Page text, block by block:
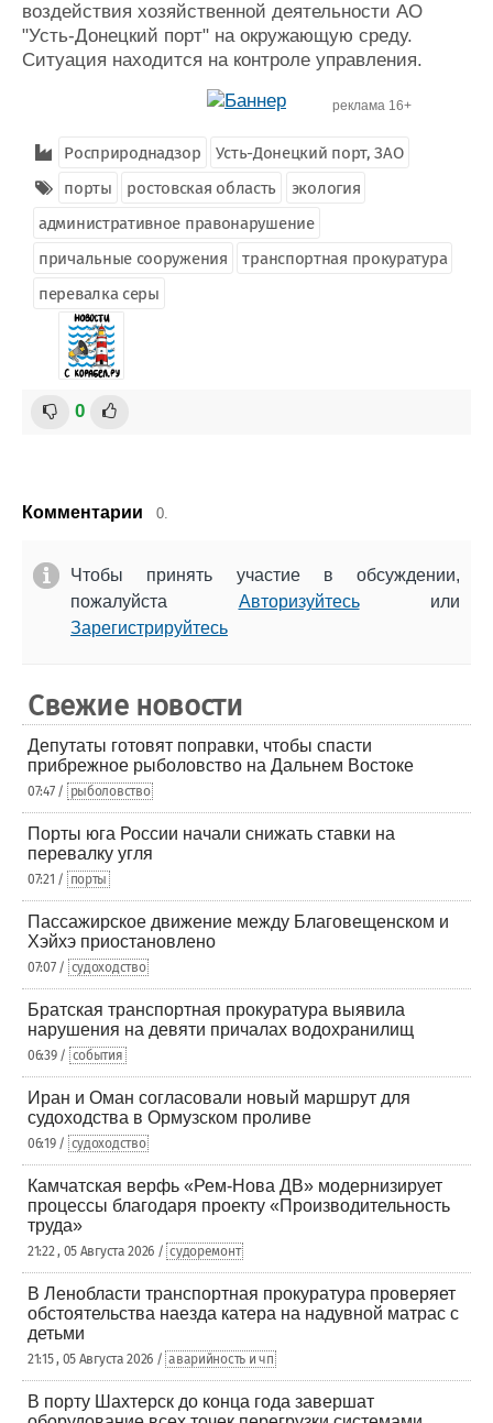
воздействия хозяйственной деятельности АО
"Усть-Донецкий порт" на окружающую среду.
Ситуация находится на контроле управления.
реклама 16+
Росприроднадзор
Усть-Донецкий порт, ЗАО
порты
ростовская область
экология
административное правонарушение
причальные сооружения
транспортная прокуратура
перевалка серы
0
Комментарии 0.
Чтобы принять участие в обсуждении,
пожалуйста Авторизуйтесьили
Зарегистрируйтесь
Свежие новости
Депутаты готовят поправки, чтобы спасти
прибрежное рыболовство на Дальнем Востоке
07:47 / рыболовство
Порты юга России начали снижать ставки на
перевалку угля
07:21 / порты
Пассажирское движение между Благовещенском и
Хэйхэ приостановлено
07:07 / судоходство
Братская транспортная прокуратура выявила
нарушения на девяти причалах водохранилищ
06:39 / события
Иран и Оман согласовали новый маршрут для
судоходства в Ормузском проливе
06:19 / судоходство
Камчатская верфь «Рем-Нова ДВ» модернизирует
процессы благодаря проекту «Производительность
труда»
21:22 , 05 Августа 2026 / судоремонт
В Ленобласти транспортная прокуратура проверяет
обстоятельства наезда катера на надувной матрас с
детьми
21:15 , 05 Августа 2026 / аварийность и чп
В порту Шахтерск до конца года завершат